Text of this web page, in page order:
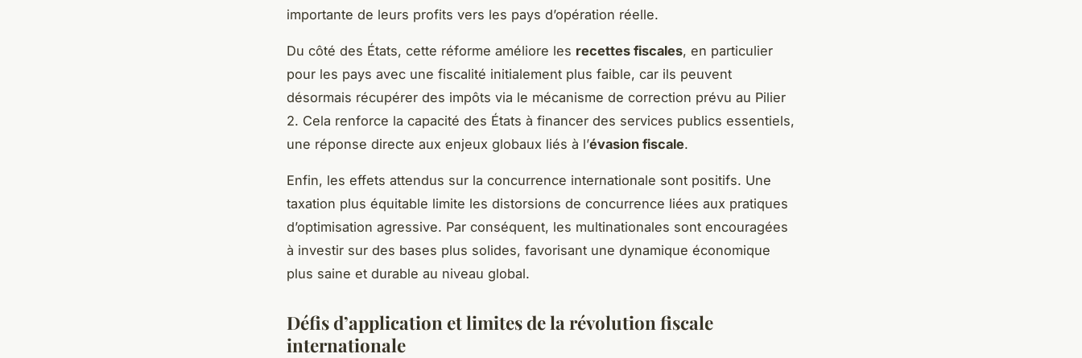
importante de leurs profits vers les pays d’opération réelle.
Du côté des États, cette réforme améliore les recettes fiscales, en particulier
pour les pays avec une fiscalité initialement plus faible, car ils peuvent
désormais récupérer des impôts via le mécanisme de correction prévu au Pilier
2. Cela renforce la capacité des États à financer des services publics essentiels,
une réponse directe aux enjeux globaux liés à l’évasion fiscale.
Enfin, les effets attendus sur la concurrence internationale sont positifs. Une
taxation plus équitable limite les distorsions de concurrence liées aux pratiques
d’optimisation agressive. Par conséquent, les multinationales sont encouragées
à investir sur des bases plus solides, favorisant une dynamique économique
plus saine et durable au niveau global.
Défis d’application et limites de la révolution fiscale
internationale